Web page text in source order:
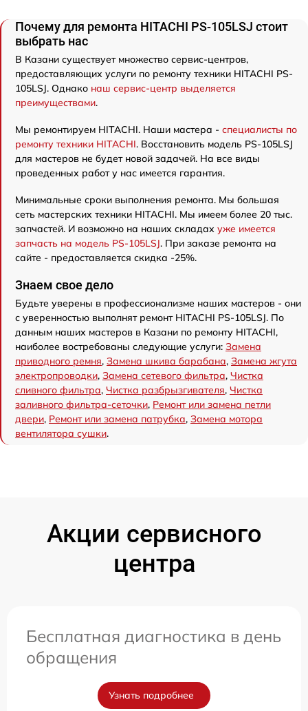
Почему для ремонта HITACHI PS-105LSJ стоит
выбрать нас
В Казани существует множество сервис-центров,
предоставляющих услуги по ремонту техники HITACHI PS-
105LSJ. Однако наш сервис-центр выделяется
преимуществами.
Мы ремонтируем HITACHI. Наши мастера - специалисты по
ремонту техники HITACHI. Восстановить модель PS-105LSJ
для мастеров не будет новой задачей. На все виды
проведенных работ у нас имеется гарантия.
Минимальные сроки выполнения ремонта. Мы большая
сеть мастерских техники HITACHI. Мы имеем более 20 тыс.
запчастей. И возможно на наших складах уже имеется
запчасть на модель PS-105LSJ. При заказе ремонта на
сайте - предоставляется скидка -25%.
Знаем свое дело
Будьте уверены в профессионализме наших мастеров - они
с уверенностью выполнят ремонт HITACHI PS-105LSJ. По
данным наших мастеров в Казани по ремонту HITACHI,
наиболее востребованы следующие услуги: Замена
приводного ремня, Замена шкива барабана, Замена жгута
электропроводки, Замена сетевого фильтра, Чистка
сливного фильтра, Чистка разбрызгивателя, Чистка
заливного фильтра-сеточки, Ремонт или замена петли
двери, Ремонт или замена патрубка, Замена мотора
вентилятора сушки.
Акции сервисного
центра
Бесплатная диагностика в день
обращения
Узнать подробнее